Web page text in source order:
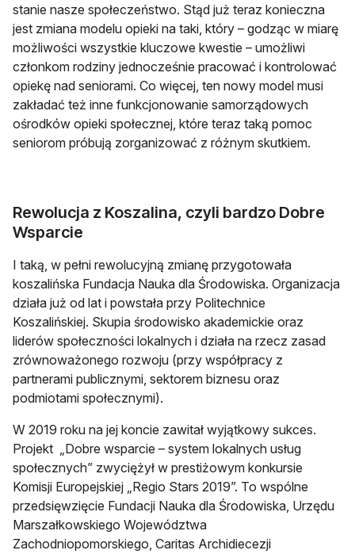
stanie nasze społeczeństwo. Stąd już teraz konieczna
jest zmiana modelu opieki na taki, który – godząc w miarę
możliwości wszystkie kluczowe kwestie – umożliwi
członkom rodziny jednocześnie pracować i kontrolować
opiekę nad seniorami. Co więcej, ten nowy model musi
zakładać też inne funkcjonowanie samorządowych
ośrodków opieki społecznej, które teraz taką pomoc
seniorom próbują zorganizować z różnym skutkiem.
Rewolucja z Koszalina, czyli bardzo Dobre
Wsparcie
I taką, w pełni rewolucyjną zmianę przygotowała
koszalińska Fundacja Nauka dla Środowiska. Organizacja
działa już od lat i powstała przy Politechnice
Koszalińskiej. Skupia środowisko akademickie oraz
liderów społeczności lokalnych i działa na rzecz zasad
zrównoważonego rozwoju (przy współpracy z
partnerami publicznymi, sektorem biznesu oraz
podmiotami społecznymi).
W 2019 roku na jej koncie zawitał wyjątkowy sukces.
Projekt „Dobre wsparcie – system lokalnych usług
społecznych” zwyciężył w prestiżowym konkursie
Komisji Europejskiej „Regio Stars 2019”. To wspólne
przedsięwzięcie Fundacji Nauka dla Środowiska, Urzędu
Marszałkowskiego Województwa
Zachodniopomorskiego, Caritas Archidiecezji